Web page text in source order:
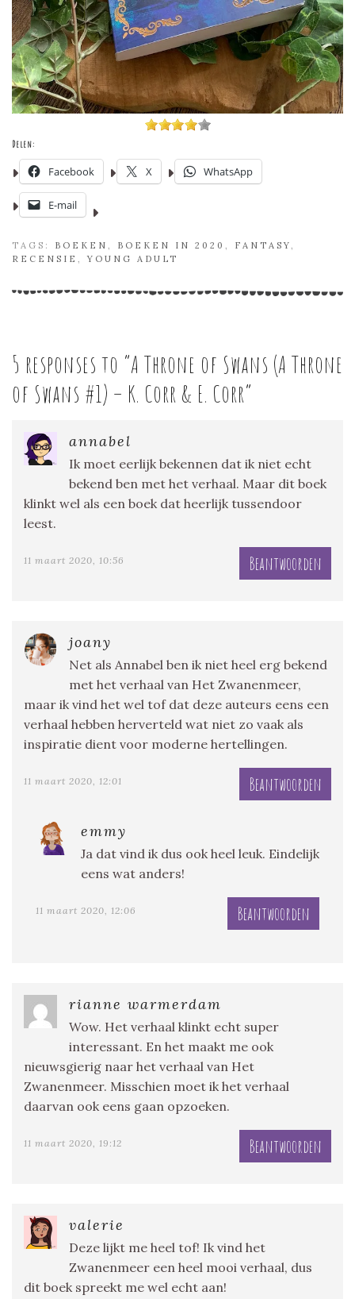
Delen:
Facebook X WhatsApp
E-mail
TAGS: BOEKEN BOEKEN IN 2020 FANTASY
RECENSIE
,YOUNG ADULT
5 responses to “A Throne of Swans (A Throne
of Swans #1) – K. Corr & E. Corr”
annabel
Ik moet eerlijk bekennen dat ik niet echt
bekend ben met het verhaal. Maar dit boek
klinkt wel als een boek dat heerlijk tussendoor
leest.
11 maart 2020, 10:56 Beantwoorden
joany
Net als Annabel ben ik niet heel erg bekend
met het verhaal van Het Zwanenmeer,
maar ik vind het wel tof dat deze auteurs eens een
verhaal hebben herverteld wat niet zo vaak als
inspiratie dient voor moderne hertellingen.
11 maart 2020, 12:01 Beantwoorden
emmy
Ja dat vind ik dus ook heel leuk. Eindelijk
eens wat anders!
11 maart 2020, 12:06 Beantwoorden
rianne warmerdam
Wow. Het verhaal klinkt echt super
interessant. En het maakt me ook
nieuwsgierig naar het verhaal van Het
Zwanenmeer. Misschien moet ik het verhaal
daarvan ook eens gaan opzoeken.
11 maart 2020, 19:12 Beantwoorden
valerie
Deze lijkt me heel tof! Ik vind het
Zwanenmeer een heel mooi verhaal, dus
dit boek spreekt me wel echt aan!